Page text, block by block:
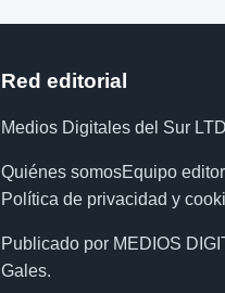
Red editorial
Medios Digitales del Sur LTD
Quiénes somosEquipo
Política de privacidad y
Publicado por MEDIOS
Gales.